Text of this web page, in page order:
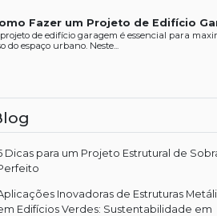
Fazer um Projeto de Edifício
de edifício garagem é essencial para
do espaço urbano. Neste...
Dicas para um Projeto Estrutural de
Inovadoras de Estruturas
Edifícios Verdes: Sustentabilidade em